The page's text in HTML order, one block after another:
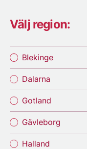
Välj region:
Blekinge
Dalarna
Gotland
Gävleborg
Halland